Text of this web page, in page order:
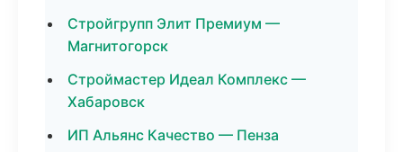
Стройгрупп Элит Премиум —
Магнитогорск
Строймастер Идеал Комплекс —
Хабаровск
ИП Альянс Качество — Пенза